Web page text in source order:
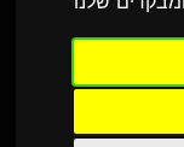
Ayase מעלה את הווידאו קליפ